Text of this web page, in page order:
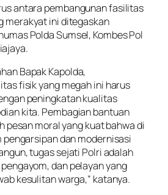
antara pembangunan fasilitas
merakyat ini ditegaskan
Polda Sumsel, Kombes Pol
Bapak Kapolda,
fisik yang megah ini harus
peningkatan kualitas
kita. Pembagian bantuan
pesan moral yang kuat bahwa di
dan modernisasi
tugas sejati Polri adalah
dan pelayan yang
kesulitan warga,” katanya.